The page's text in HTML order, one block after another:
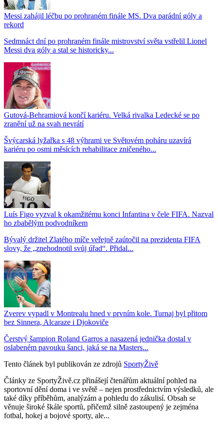
Messi zahájil léčbu po prohraném finále MS. Dva parádní góly a
rekord
Sedmnáct dní po prohraném finále mistrovství světa vstřelil Lionel
Messi dva góly a stal se historicky...
Gutová-Behramiová končí kariéru. Velká rivalka Ledecké se po
zranění už na svah nevrátí
Švýcarská lyžařka s 48 výhrami ve Světovém poháru uzavírá
kariéru po osmi měsících rehabilitace zničeného...
Luís Figo vyzval k okamžitému konci Infantina v čele FIFA. Nazval
ho zbabělým podvodníkem
Bývalý držitel Zlatého míče veřejně zaútočil na prezidenta FIFA
slovy, že „znehodnotil svůj úřad“. Přidal...
Zverev vypadl v Montrealu hned v prvním kole. Turnaj byl přitom
bez Sinnera, Alcaraze i Djokoviče
Čerstvý šampion Roland Garros a nasazená jednička dostal v
oslabeném pavouku šanci, jaká se na Masters...
Tento článek byl publikován ze zdrojů SportyŽivě
Články ze SportyŽivě.cz přinášejí čtenářům aktuální pohled na
sportovní dění doma i ve světě – nejen prostřednictvím výsledků, ale
také díky příběhům, analýzám a pohledu do zákulisí. Obsah se
věnuje široké škále sportů, přičemž silně zastoupený je zejména
fotbal, hokej a bojové sporty, ale...